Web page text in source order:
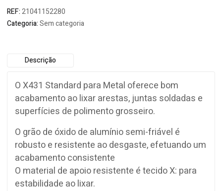
REF:21041152280
Categoria:Sem categoria
Descrição
O X431 Standard para Metal oferece bom
acabamento ao lixar arestas, juntas soldadas e
superfícies de polimento grosseiro.
O grão de óxido de alumínio semi-friável é
robusto e resistente ao desgaste, efetuando um
acabamento consistente
O material de apoio resistente é tecido X: para
estabilidade ao lixar.